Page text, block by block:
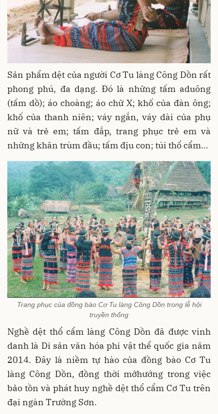
Sản phẩm dệt của người Cơ Tu làng Công Dồn rất
phong phú, đa dạng. Đó là những tấm aduông
(tấm dồ); áo choàng; áo chữ X; khố của đàn ông;
khố của thanh niên; váy ngắn, váy dài của phụ
nữ và trẻ em; tấm đắp, trang phục trẻ em và
những khăn trùm đầu; tấm địu con; túi thổ cẩm...
Trang phục của đồng bào Cơ Tu làng Công Dồn trong lễ hội
truyền thống
Nghề dệt thổ cẩm làng Công Dồn đã được vinh
danh là Di sản văn hóa phi vật thể quốc gia năm
2014. Đây là niềm tự hào của đồng bào Cơ Tu
làng Công Dồn, đồng thời mởhướng trong việc
bảo tồn và phát huy nghề dệt thổ cẩm Cơ Tu trên
đại ngàn Trường Sơn.